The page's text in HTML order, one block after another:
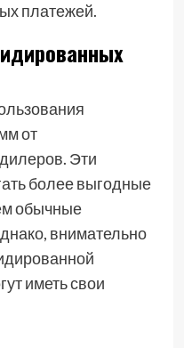
платежей.
от
Эти
более выгодные
обычные
внимательно
иметь свои